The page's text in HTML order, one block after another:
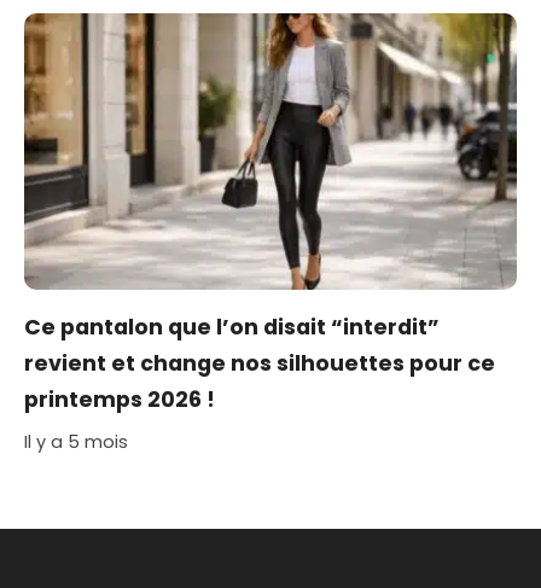
Ce pantalon que l’on disait “interdit”
revient et change nos silhouettes pour ce
printemps 2026 !
Il y a 5 mois